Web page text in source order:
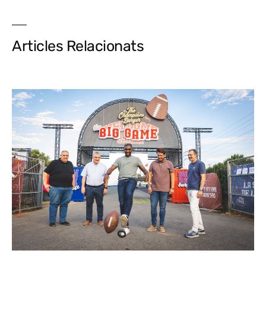
Articles Relacionats